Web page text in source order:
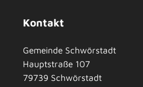
Kontakt
Gemeinde Schwörstadt
Hauptstraße 107
79739 Schwörstadt